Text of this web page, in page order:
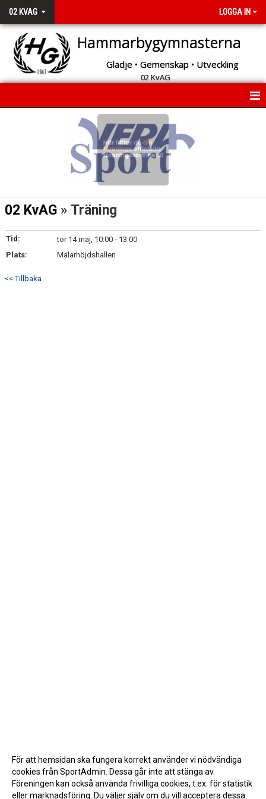
02 KVAG LOGGA IN
Hammarbygymnasterna
Glädje • Gemenskap • Utveckling
02 KvAG
02 KvAG » Träning
Tid:
tor 14 maj, 10:00 - 13:00
Plats:
Mälarhöjdshallen
<< Tillbaka
För att hemsidan ska fungera korrekt använder vi nödvändiga
cookies från SportAdmin. Dessa går inte att stänga av.
Föreningen kan också använda frivilliga cookies, t.ex. för statistik
eller marknadsföring. Du väljer själv om du vill acceptera dessa.